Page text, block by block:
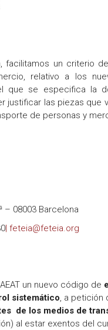
facilitamos un criterio
relativo a los
que se especifica la
justificar las piezas que
de personas y
– 08003 Barcelona
| feteia@feteia.org
un nuevo código de
sistemático, a petición
de los medios de
al estar exentos del